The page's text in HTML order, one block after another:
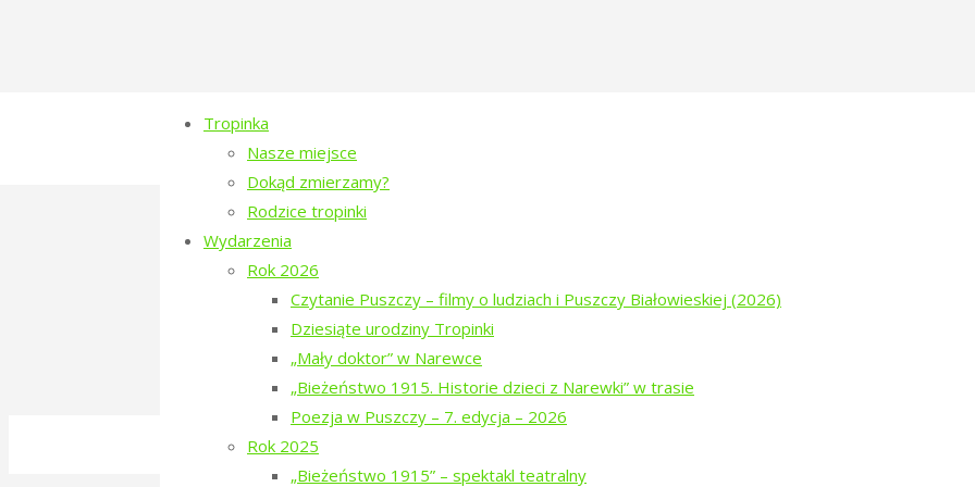
Tropinka
Nasze miejsce
Dokąd zmierzamy?
Rodzice tropinki
Wydarzenia
Rok 2026
Czytanie Puszczy – filmy o ludziach i Puszczy Białowieskiej (2026)
Dziesiąte urodziny Tropinki
„Mały doktor” w Narewce
„Bieżeństwo 1915. Historie dzieci z Narewki” w trasie
Poezja w Puszczy – 7. edycja – 2026
Rok 2025
„Bieżeństwo 1915” – spektakl teatralny
Full
size
1024 × 680pixels
…honorowego Członka
Previous image
Next image
©2016-2026 Stowarzyszenie na Rzecz Dialogu „Tropinka”
Polityka prywatności